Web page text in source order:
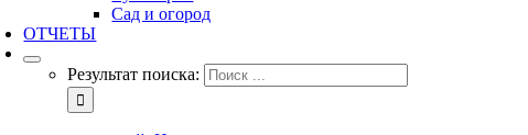
Сад и огород
ОТЧЕТЫ
Результат поиска: